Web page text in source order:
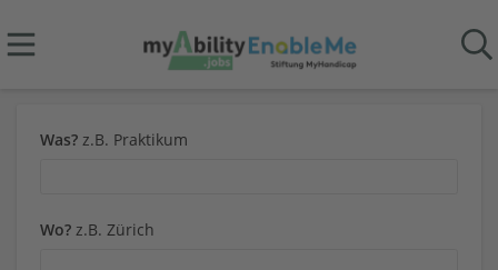
Was? z.B. Praktikum
Wo? z.B. Zürich